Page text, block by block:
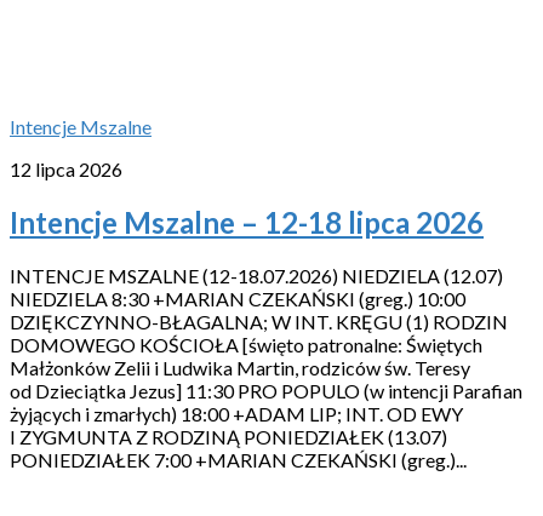
Intencje Mszalne
12 lipca 2026
Intencje Mszalne – 12-18 lipca 2026
INTENCJE MSZALNE (12-18.07.2026) NIEDZIELA (12.07)
NIEDZIELA 8:30 +MARIAN CZEKAŃSKI (greg.) 10:00
DZIĘKCZYNNO-BŁAGALNA; W INT. KRĘGU (1) RODZIN
DOMOWEGO KOŚCIOŁA [święto patronalne: Świętych
Małżonków Zelii i Ludwika Martin, rodziców św. Teresy
od Dzieciątka Jezus] 11:30 PRO POPULO (w intencji Parafian
żyjących i zmarłych) 18:00 +ADAM LIP; INT. OD EWY
I ZYGMUNTA Z RODZINĄ PONIEDZIAŁEK (13.07)
PONIEDZIAŁEK 7:00 +MARIAN CZEKAŃSKI (greg.)...